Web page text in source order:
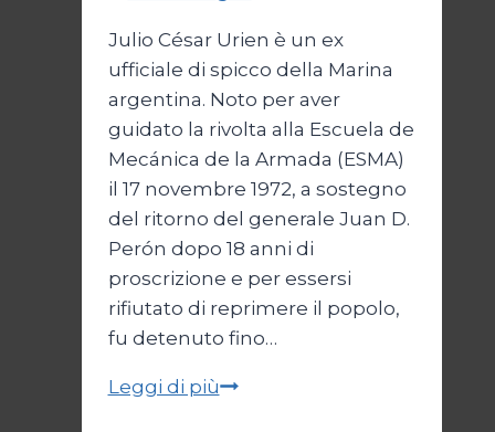
Julio César Urien è un ex
ufficiale di spicco della Marina
argentina. Noto per aver
guidato la rivolta alla Escuela de
Mecánica de la Armada (ESMA)
il 17 novembre 1972, a sostegno
del ritorno del generale Juan D.
Perón dopo 18 anni di
proscrizione e per essersi
rifiutato di reprimere il popolo,
fu detenuto fino…
Leggi di piùParallelo